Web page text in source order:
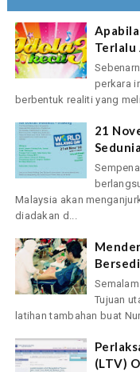
Terlalu
perkara
berbentuk realiti yang
21
Sedunia
Malaysia akan
diadakan d...
Tujuan
latihan tambahan buat
(LTV)